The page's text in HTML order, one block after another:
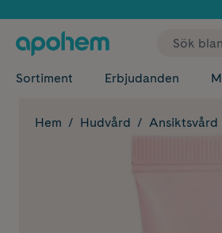
Sortiment Erbjudanden
Hem Hudvård Ansiktsvård